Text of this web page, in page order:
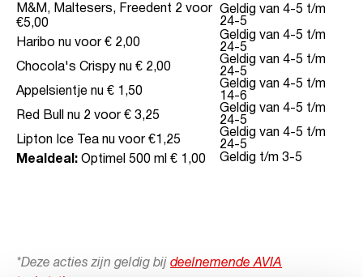
M&M, Maltesers, Freedent 2 voor
€5,00
Geldig van 4-5 t/m
24-5
Haribo nu voor € 2,00
Geldig van 4-5 t/m
24-5
Chocola's Crispy nu € 2,00
Geldig van 4-5 t/m
24-5
Appelsientje nu € 1,50
Geldig van 4-5 t/m
14-6
Red Bull nu 2 voor € 3,25
Geldig van 4-5 t/m
24-5
Lipton Ice Tea nu voor €1,25
Geldig van 4-5 t/m
24-5
Mealdeal: Optimel 500 ml € 1,00 Geldig t/m 3-5
*Deze acties zijn geldig bij deelnemende AVIA